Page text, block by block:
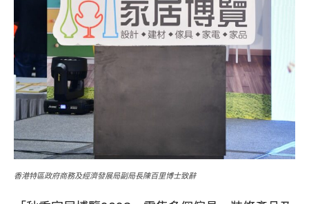
香港特區政府商務及經濟發展局副局長陳百里博士致辭